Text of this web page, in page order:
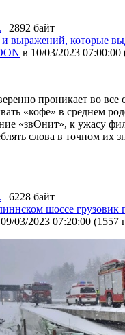
| 2892 байт
и выражений, которые
в 10/03/2023 07:00:00
проникает во
«кофе» в среднем
«звОнит», к ужасу
слова в точном их
| 6228 байт
шоссе грузовик
03/2023 07:20:00 (1557